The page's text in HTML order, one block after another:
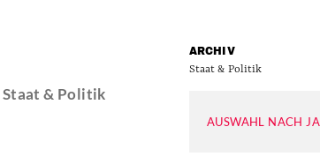
Staat & Politik
ARCHIV
Staat & Politik
AUSWAHL NACH